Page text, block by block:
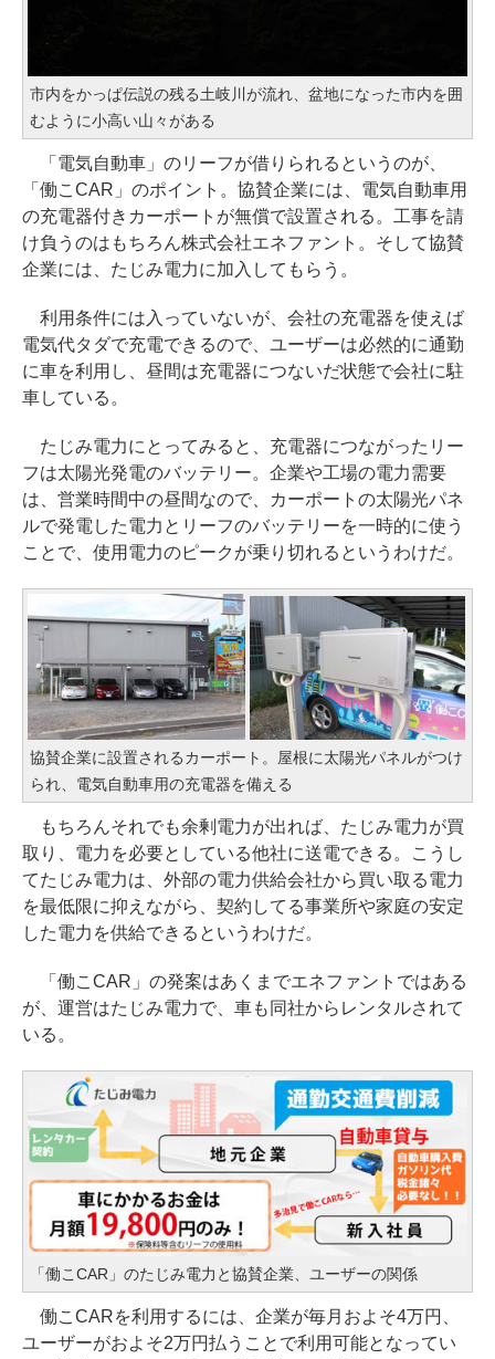
市内をかっぱ伝説の残る土岐川が流れ、盆地になった市内を囲
むように小高い山々がある
「電気自動車」のリーフが借りられるというのが、
「働こCAR」のポイント。協賛企業には、電気自動車用
の充電器付きカーポートが無償で設置される。工事を請
け負うのはもちろん株式会社エネファント。そして協賛
企業には、たじみ電力に加入してもらう。
利用条件には入っていないが、会社の充電器を使えば
電気代タダで充電できるので、ユーザーは必然的に通勤
に車を利用し、昼間は充電器につないだ状態で会社に駐
車している。
たじみ電力にとってみると、充電器につながったリー
フは太陽光発電のバッテリー。企業や工場の電力需要
は、営業時間中の昼間なので、カーポートの太陽光パネ
ルで発電した電力とリーフのバッテリーを一時的に使う
ことで、使用電力のピークが乗り切れるというわけだ。
協賛企業に設置されるカーポート。屋根に太陽光パネルがつけ
られ、電気自動車用の充電器を備える
もちろんそれでも余剰電力が出れば、たじみ電力が買
取り、電力を必要としている他社に送電できる。こうし
てたじみ電力は、外部の電力供給会社から買い取る電力
を最低限に抑えながら、契約してる事業所や家庭の安定
した電力を供給できるというわけだ。
「働こCAR」の発案はあくまでエネファントではある
が、運営はたじみ電力で、車も同社からレンタルされて
いる。
「働こCAR」のたじみ電力と協賛企業、ユーザーの関係
働こCARを利用するには、企業が毎月およそ4万円、
ユーザーがおよそ2万円払うことで利用可能となってい